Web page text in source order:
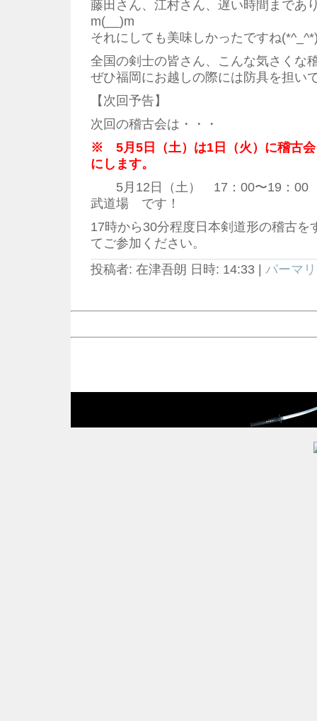
藤田さん、江村さん、遅い時間まであ
m(__)m
それにしても美味しかったですね
全国の剣士の皆さん、こんな気さくな
ぜひ福岡にお越しの際には防具を担い
【次回予告】
次回の稽古会は・・・
※ 5月5日（土）は1日（火）に稽古会
にします。
5月12日（土） 17：00〜19：
武道場 です！
17時から30分程度日本剣道形の稽古を
てご参加ください。
投稿者: 在津吾朗 日時: 14:33
パーマ